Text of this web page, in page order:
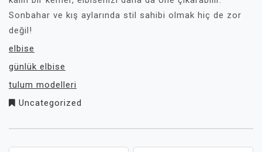
Sonbahar ve kış aylarında stil sahibi olmak hiç de zor
değil!
elbise
günlük elbise
tulum modelleri
Uncategorized